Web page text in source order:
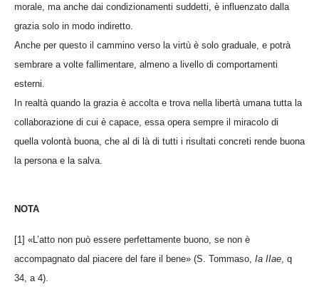
morale, ma anche dai condizionamenti suddetti, è influenzato dalla
grazia solo in modo indiretto.
Anche per questo il cammino verso la virtù è solo graduale, e potrà
sembrare a volte fallimentare, almeno a livello di comportamenti
esterni.
In realtà quando la grazia è accolta e trova nella libertà umana tutta la
collaborazione di cui è capace, essa opera sempre il miracolo di
quella volontà buona, che al di là di tutti i risultati concreti rende buona
la persona e la salva.
NOTA
[1] «L’atto non può essere perfettamente buono, se non è
accompagnato dal piacere del fare il bene» (S. Tommaso, Ia IIae , q
34, a 4).